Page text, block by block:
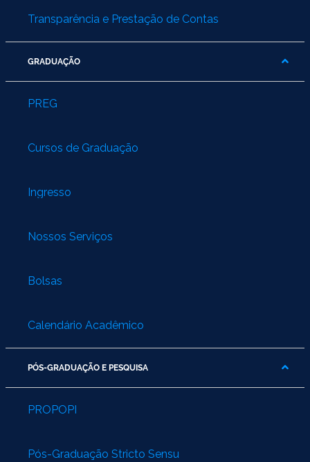
Transparência e Prestação de Contas
GRADUAÇÃO
PREG
Cursos de Graduação
Ingresso
Nossos Serviços
Bolsas
Calendário Acadêmico
PÓS-GRADUAÇÃO E PESQUISA
PROPOPI
Pós-Graduação Stricto Sensu